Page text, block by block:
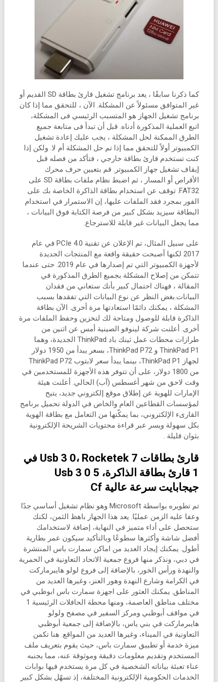
كما ذكرنا سابقًا ، يعد برنامج تشغيل قارئ بطاقة SD القديم أو
غير المتوافق مسئولاً عن المشكلة. الآن ، للتحقق مما إذا كان
برنامج تشغيل الجهاز هو المتسبب الرئيسي فى المشكلة،
اتبع العملية المذكورة أدناه. قبل أن تبدأ فى متابعة جميع
الطرق الممكنة لحل المشكلة ، يجب عليك إعادة تشغيل
الكمبيوتر أولاً للتحقق مما إذا تم حل المشكلة أم لا. ولكن إذا
كنت تستخدم قارئ بطاقة خارجي ، فتأكد من فصله قبل
إيقاف تشغيل جهاز الكمبيوتر. قم بتعيين حرف محرك
الأقراص أو المسار ، ثم اضبط نظام ملفات بطاقة SD على
FAT32. توقف عن استخدام بطاقة الذاكرة الخاصة بك على
الفور بمجرد فقد الملفات عليها، إن الاستمرار في استخدام
البطاقة سيزيد بشكل كبير من فرصة الكتابة فوق البيانات ،
مما يجعل البيانات غير قابلة للاسترجاع.
على سبيل المثال، تم الإعلان عن تقنية PCIe 4.0 في عام
2017 لكنها أصبحت حقيقة واقعة مع المنتجات الجديدة
لأجهزة الكمبيوتر التي تم إصدارها في عام 2019. حتى عندما
تتمكن من إصلاح المشكلة بجميع الطرق المذكورة في
المقالة ، فهناك احتمال كبير بأنك ستعاني من فقدان
البيانات.بغض النظر عن نوع البيانات التي تفقدها بسبب
المشكلة ، يمكنك دائمًا استعادتها مرة أخرى. الآن بطاقة
الذاكرة قابلة للوصول ومتاحة لك لتخزين وحفظ الملفات مرة
أخرى. أعلنت شركة لينوفو الصينية أمس عن اثنين من
طرازات محطات عمل ثينك باد ThinkPad الجديدة، وهما
ThinkPad P1 و ThinkPad P72، بسعر يبدأ من 1950 دولار
لجهاز ThinkPad P1، بينما يبدأ سعر لابتوب ThinkPad P72
من 1800 دولار، على أن تتوفر هذه الأجهزة للمستخدمين في
وقت لاحق من شهر أغسطس (آب) الحالي. أعلنت هيئة
الإمارات للهوية عن إطلاق موقع إلكتروني جديد، يتيح
لمؤسسات القطاعين العام والخاص في الدولة تحميل برنامج
القارىء الإلكتروني، بما يمكّنها من التعامل مع بطاقة الهوية
بكل سهولة ويسر عبر قراءة محتويات الشريحة الإلكترونية
بثوان قليلة .
قارئ بطاقات Usb 3 0، Rocketek 7 في
1 قارئ بطاقة الذاكرة، Usb 3 0 5
جيجابايت سرعة عالية Cf
تم تطويره بواسطة Microsoft وهو نظام تشغيل أساسي جدًا
وعفا عليه الزمن عمليًا. يعد هذا الجهاز باهظ الثمن، لكنك
ستحصل على أداء متميز في النهاية، إضافة لاستخدامك
أفضل شاشة وأكثرها سطوعًا وبالتأكيد سيكون عمر بطارية
أطول. يمكنك إيجاد العديد من اماكن سمارت باس المنتشرة
في دبي، ونذكر منها فروع جمعية الاتحاد التعاونية في الحمرية
والنهدة ورأس الخور، بالإضافة إلى فروع لولو هايبرماركت
في الكرامة وشارع النهدة وهور العنز، وغيرها العديد من
المناطق. يمكنك العثور على اجهزة سمارت باس ابوظبي في
مختلف مناطق العاصمة، ومنها محطة الحافلات الرئيسية 1
في مواقف أبوظبي ومركز السفير في مصفح ولولو
هايبرماركت في بني ياس، بالإضافة إلى جمعية أبوظبي
التعاونية في الميناء، وغيرها العديد من المواقع. هنا تكمن
ميزة خدمة أو تطبيق سمارت باس، حيث يقوم بتعريف ملف
المستخدم وتقديم معلومات دقيقة وموثوقة عنه، مما يجنبه
عناء تعبئة بياناته الشخصية في كل مرة يستخدم فيها بوابات
الخدمات الحكومية الإلكترونية المختلفة، إذ تسهّل بشكل كبير